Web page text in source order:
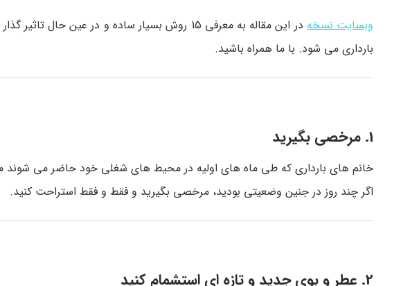
وبسایت نسخه
در این مقاله به معرفی 15 روش بسیار ساده و در
بارداری می شود. با ما همراه باشید.
1. مرخصی بگیرید
خانم های بارداری که طی ماه های اولیه در محیط های شغلی خود حاضر می شوند
اگر چند روز در جنین وضعیتی بودید، مرخصی بگیرید و فقط و فقط استراحت کنید.
2. عطر و بوی جدید و تازه ای استشمام کنید